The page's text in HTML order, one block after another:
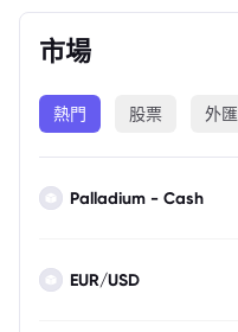
市場
熱門 股票 外匯
Palladium - Cash
EUR/USD